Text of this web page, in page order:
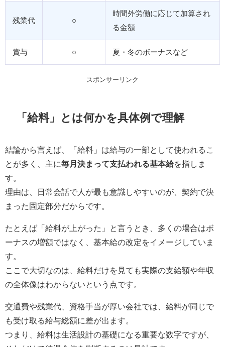
残業代 ○
時間外労働に応じて加算され
る金額
賞与 ○ 夏・冬のボーナスなど
スポンサーリンク
「給料」とは何かを具体例で理解
結論から言えば、「給料」は給与の一部として使われるこ
とが多く、主に毎月決まって支払われる基本給を指しま
す。
理由は、日常会話で人が最も意識しやすいのが、契約で決
まった固定部分だからです。
たとえば「給料が上がった」と言うとき、多くの場合はボ
ーナスの増額ではなく、基本給の改定をイメージしていま
す。
ここで大切なのは、給料だけを見ても実際の支給額や年収
の全体像はわからないという点です。
交通費や残業代、資格手当が厚い会社では、給料が同じで
も受け取る給与総額に差が出ます。
つまり、給料は生活設計の基礎になる重要な数字ですが、